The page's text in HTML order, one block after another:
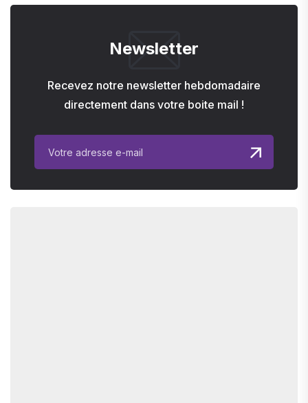
Newsletter
Recevez notre newsletter hebdomadaire
directement dans votre boite mail !